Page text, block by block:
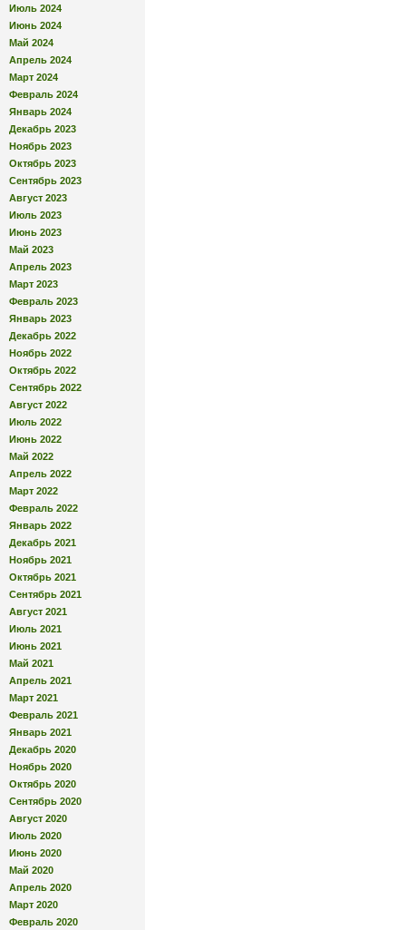
Июль 2024
Июнь 2024
Май 2024
Апрель 2024
Март 2024
Февраль 2024
Январь 2024
Декабрь 2023
Ноябрь 2023
Октябрь 2023
Сентябрь 2023
Август 2023
Июль 2023
Июнь 2023
Май 2023
Апрель 2023
Март 2023
Февраль 2023
Январь 2023
Декабрь 2022
Ноябрь 2022
Октябрь 2022
Сентябрь 2022
Август 2022
Июль 2022
Июнь 2022
Май 2022
Апрель 2022
Март 2022
Февраль 2022
Январь 2022
Декабрь 2021
Ноябрь 2021
Октябрь 2021
Сентябрь 2021
Август 2021
Июль 2021
Июнь 2021
Май 2021
Апрель 2021
Март 2021
Февраль 2021
Январь 2021
Декабрь 2020
Ноябрь 2020
Октябрь 2020
Сентябрь 2020
Август 2020
Июль 2020
Июнь 2020
Май 2020
Апрель 2020
Март 2020
Февраль 2020